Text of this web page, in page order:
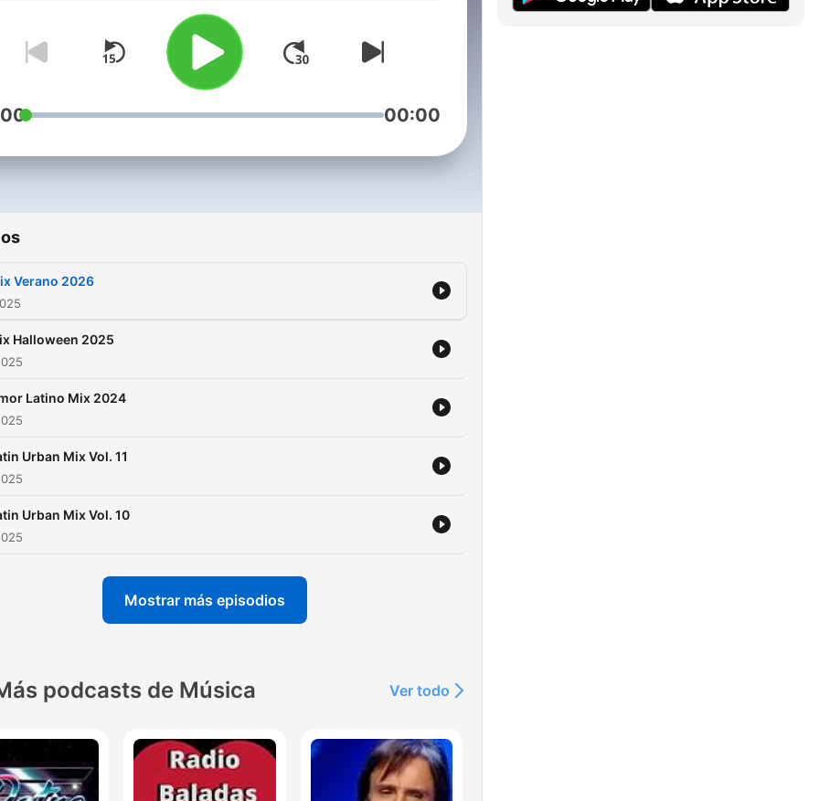
00:00
Verano 2026
Halloween 2025
Latino Mix 2024
Urban Mix Vol. 11
Urban Mix Vol. 10
Mostrar más episodios
podcasts de Música Ver todo